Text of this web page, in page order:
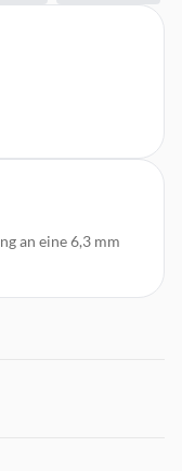
an eine 6,3 mm